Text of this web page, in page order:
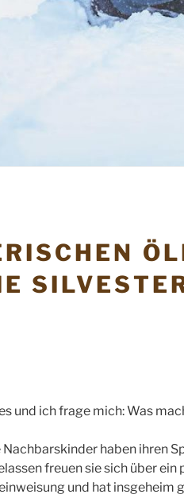
und ich frage mich: Was
Nachbarskinder haben ihren
freuen sie sich über
und hat insgeheim